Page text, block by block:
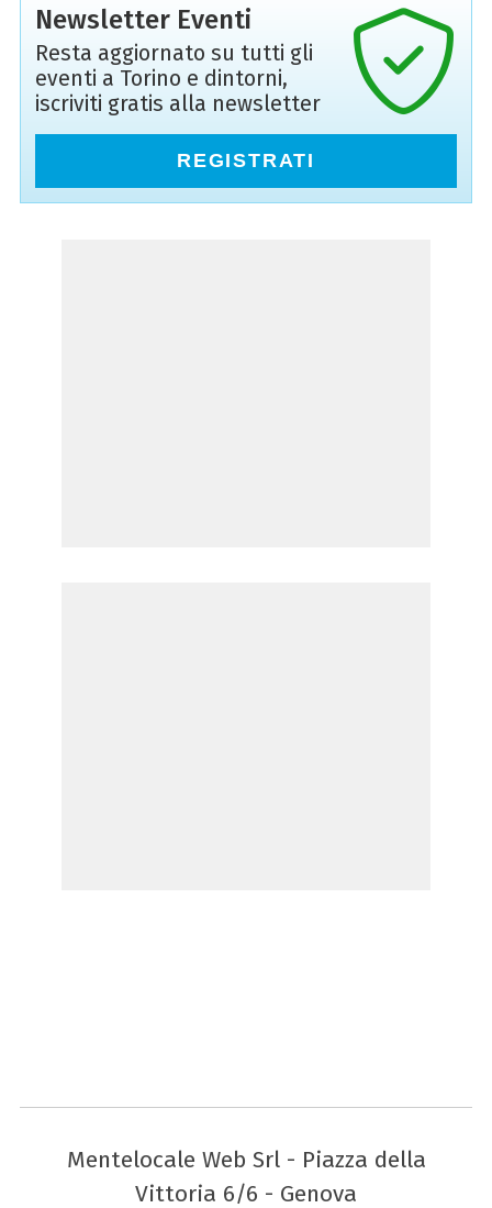
Newsletter Eventi
Resta aggiornato su tutti gli
eventi a Torino e dintorni,
iscriviti gratis alla newsletter
REGISTRATI
Mentelocale Web Srl - Piazza della
Vittoria 6/6 - Genova